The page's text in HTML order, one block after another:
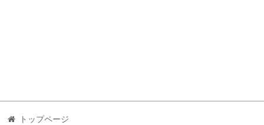
トップページ